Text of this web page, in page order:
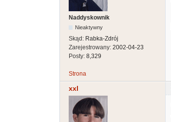
Naddyskownik
Nieaktywny
Skąd: Rabka-Zdrój
Zarejestrowany: 2002-04-23
Posty: 8,329
Strona
xxl